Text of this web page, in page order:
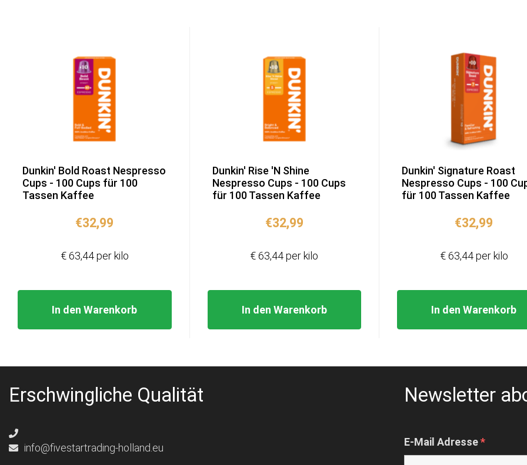
Dunkin' Bold Roast Nespresso
Cups - 100 Cups für 100
Tassen Kaffee
€32,99
In den Warenkorb
€ 63,44 per kilo
Dunkin' Rise 'N Shine
Nespresso Cups - 100 Cups
für 100 Tassen Kaffee
€32,99
In den Warenkorb
€ 63,44 per kilo
Dunkin' Signature Roast
Nespresso Cups - 100
für 100 Tassen Kaffee
€32,99
In den Warenkorb
€ 63,44 per kilo
Erschwingliche Qualität
info@fivestartrading-holland.eu
Newsletter
E-Mail Adresse*